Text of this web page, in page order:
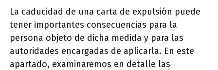
La caducidad de una carta de expulsión puede
tener importantes consecuencias para la
persona objeto de dicha medida y para las
autoridades encargadas de aplicarla. En este
apartado, examinaremos en detalle las